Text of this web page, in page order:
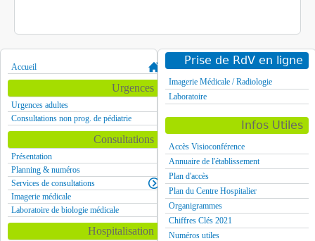
Accueil
Urgences
Urgences adultes
Consultations non prog. de pédiatrie
Consultations
Présentation
Planning & numéros
Services de consultations
Imagerie médicale
Laboratoire de biologie médicale
Hospitalisation
Prise de RdV en ligne
Imagerie Médicale / Radiologie
Laboratoire
Infos Utiles
Accès Visioconférence
Annuaire de l'établissement
Plan d'accès
Plan du Centre Hospitalier
Organigrammes
Chiffres Clés 2021
Numéros utiles